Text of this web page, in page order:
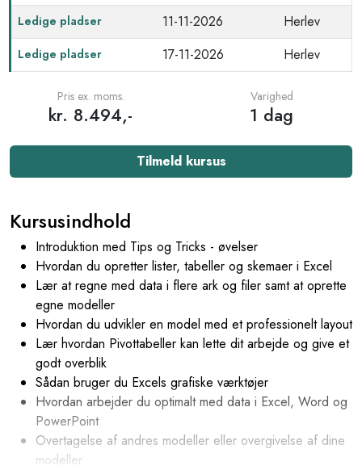
Ledige pladser 11-11-2026 Herlev
Ledige pladser 17-11-2026 Herlev
Pris ex. moms.
kr. 8.494,-
Varighed
1 dag
Tilmeld kursus
Kursusindhold
Introduktion med Tips og Tricks - øvelser
Hvordan du opretter lister, tabeller og skemaer i Excel
Lær at regne med data i flere ark og filer samt at oprette
egne modeller
Hvordan du udvikler en model med et professionelt layout
Lær hvordan Pivottabeller kan lette dit arbejde og give et
godt overblik
Sådan bruger du Excels grafiske værktøjer
Hvordan arbejder du optimalt med data i Excel, Word og
PowerPoint
Overtagelse af andres modeller eller overgivelse af dine
modeller